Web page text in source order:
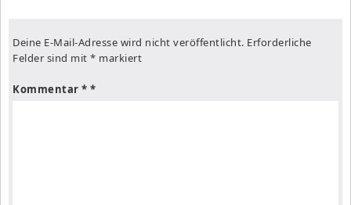
Deine E-Mail-Adresse wird nicht veröffentlicht. Erforderliche
Felder sind mit * markiert
Kommentar *